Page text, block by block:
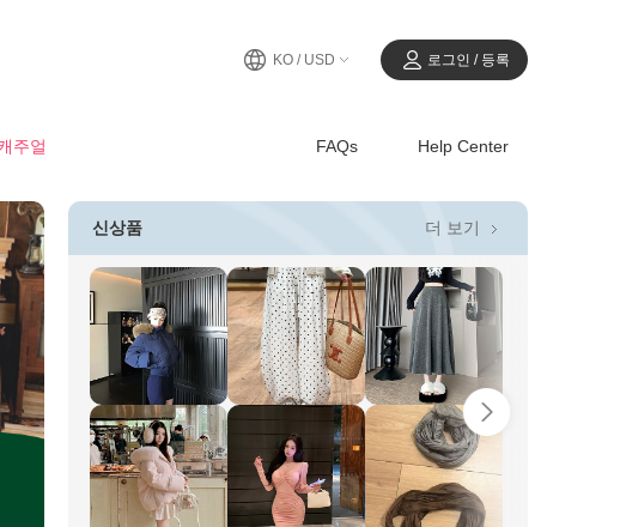
KO / USD 로그인 / 등록
주얼 FAQs Help Center
신상품 더 보기 